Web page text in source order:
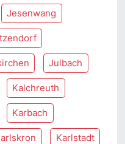
Jesenwang
Julbach
Kalchreuth
Karbach
Karlstadt